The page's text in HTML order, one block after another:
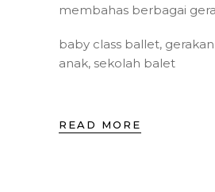
membahas berbagai
baby class ballet,
anak, sekolah balet
READ MORE